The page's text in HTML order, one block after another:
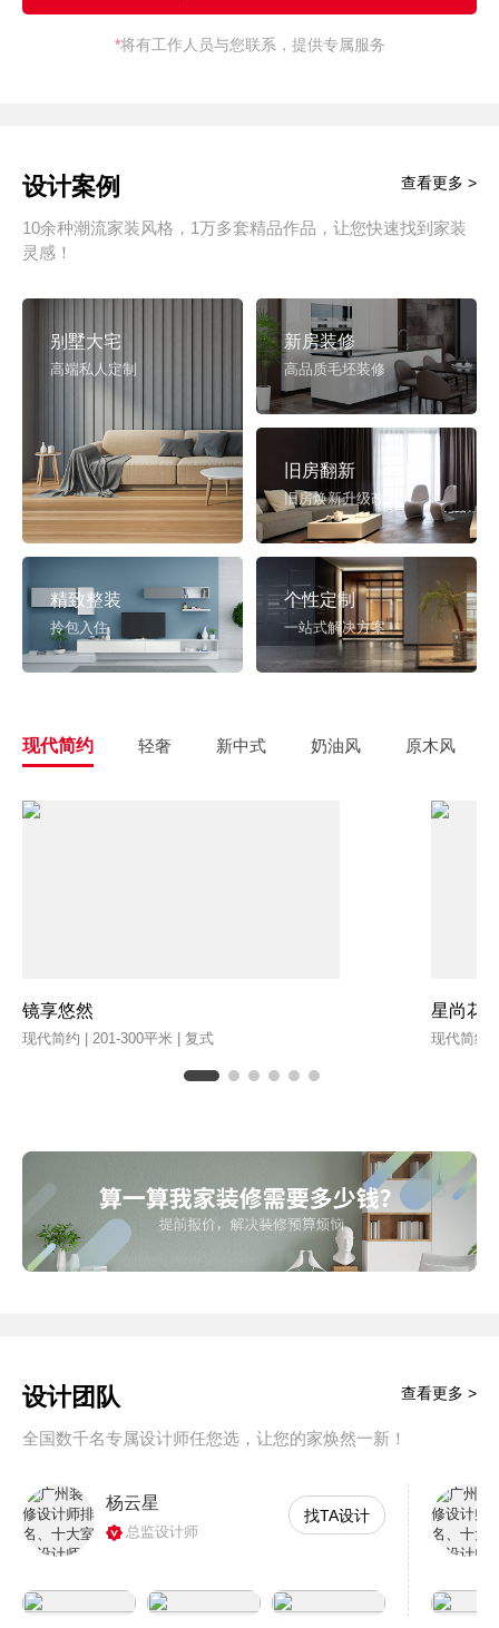
*将有工作人员与您联系，提供专属服务
设计案例
10余种潮流家装风格，1万多套精品作品，让您快速找到家装
灵感！
查看更多 >
别墅大宅
高端私人定制
新房装修
高品质毛坯装修
旧房翻新
旧房焕新升级改造
精致整装
拎包入住
个性定制
一站式解决方案
现代简约 轻奢 新中式 奶油风 原木风
镜享悠然
现代简约 | 201-300平米 | 复式
星尚花
现代简约
设计团队
全国数千名专属设计师任您选，让您的家焕然一新！
查看更多 >
杨云星
总监设计师
找TA设计